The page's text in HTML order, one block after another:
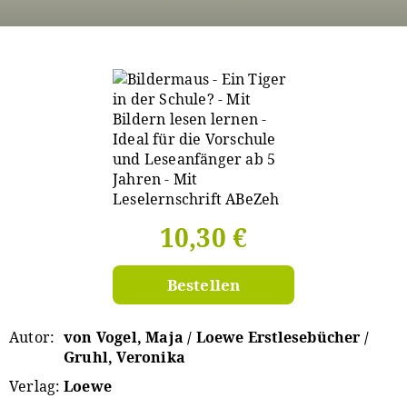
Autor
von Vogel, Maja / Loewe Erstlesebücher /
Gruhl, Veronika
Verlag Loewe
10,30 €
Bestellen